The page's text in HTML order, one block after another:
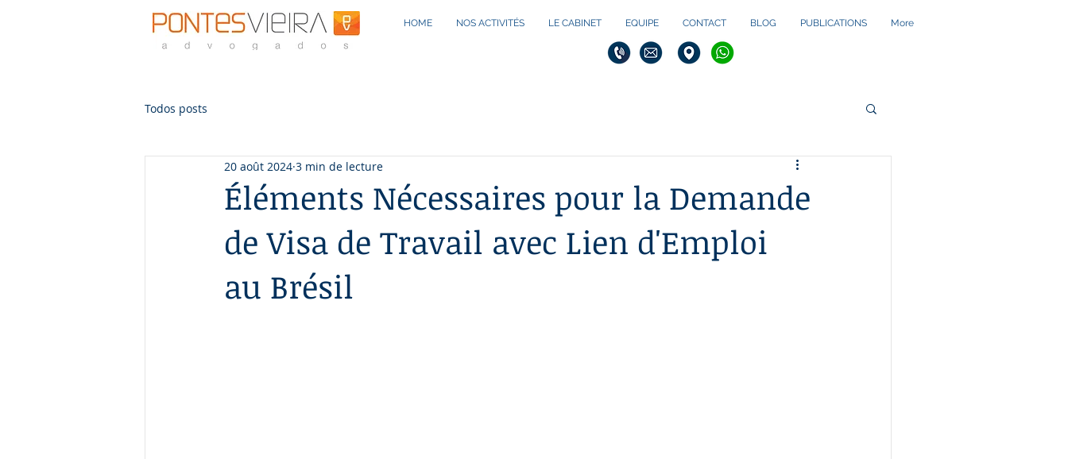
HOME NOS ACTIVITÉS LE CABINET EQUIPE CONTACT BLOG PUBLICATIONS More
Todos posts
Éléments Nécessaires pour la Demande
de Visa de Travail avec Lien d'Emploi
au Brésil
20 août 2024 3 min de lecture